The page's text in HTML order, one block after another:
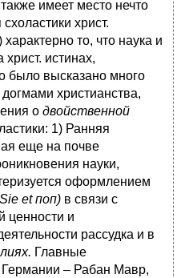
имеет место нечто
христ.
то, что наука и
истинах,
было высказано много
христианства,
о двойственной
1) Ранняя
еще на почве
науки,
оформлением
Sie etпоп) в связи с
ценности и
рассудка и в
Главные
Германии – Рабан Мавр,